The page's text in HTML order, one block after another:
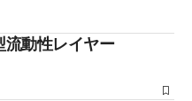
動性レイヤー